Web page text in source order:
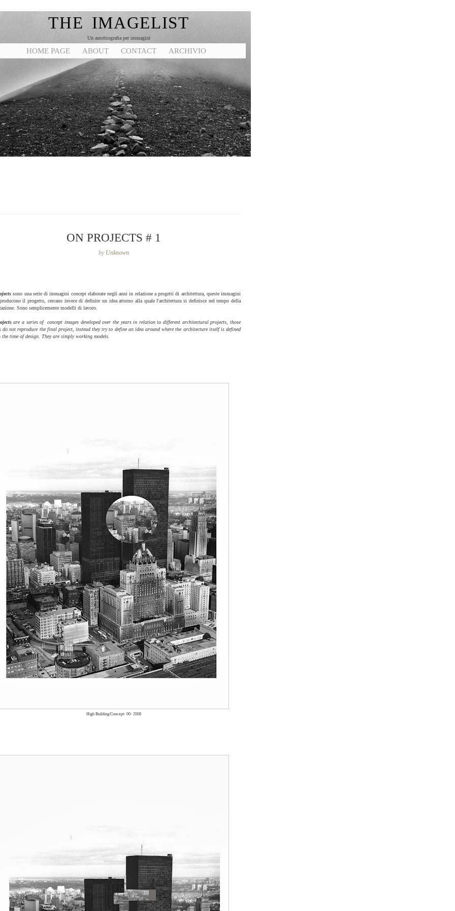
THE IMAGELIST
Un autobiografia per immagini
HOME PAGE ABOUT CONTACT ARCHIVIO
ON PROJECTS # 1
by Unknown
sono una serie di immagini concept elaborate negli anni in relazione a progetti di architettura, queste immagini
il progetto, cercano invece di definire un idea attorno alla quale l'architettura si definisce nel tempo della
Sono semplicemente modelli di lavoro.
are a series of concept images developed over the years in relation to different architectural projects, those
do not reproduce the final project, instead they try to define an idea around where the architecture itself is defined
the time of design. They are simply working models.
High Building/Concept- 00- 2008